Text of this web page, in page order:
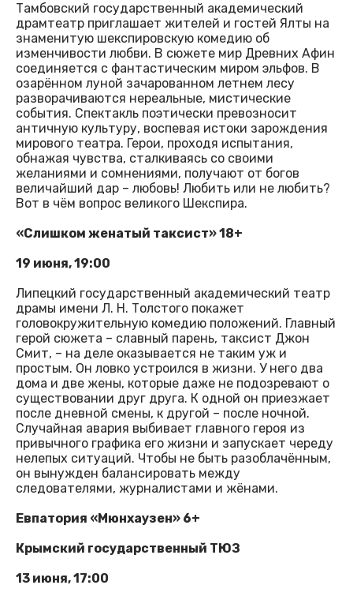
Тамбовский государственный академический
драмтеатр приглашает жителей и гостей Ялты на
знаменитую шекспировскую комедию об
изменчивости любви. В сюжете мир Древних Афин
соединяется с фантастическим миром эльфов. В
озарённом луной зачарованном летнем лесу
разворачиваются нереальные, мистические
события. Спектакль поэтически превозносит
античную культуру, воспевая истоки зарождения
мирового театра. Герои, проходя испытания,
обнажая чувства, сталкиваясь со своими
желаниями и сомнениями, получают от богов
величайший дар – любовь! Любить или не любить?
Вот в чём вопрос великого Шекспира.
«Слишком женатый таксист» 18+
19 июня, 19:00
Липецкий государственный академический театр
драмы имени Л. Н. Толстого покажет
головокружительную комедию положений. Главный
герой сюжета – славный парень, таксист Джон
Смит, – на деле оказывается не таким уж и
простым. Он ловко устроился в жизни. У него два
дома и две жены, которые даже не подозревают о
существовании друг друга. К одной он приезжает
после дневной смены, к другой – после ночной.
Случайная авария выбивает главного героя из
привычного графика его жизни и запускает череду
нелепых ситуаций. Чтобы не быть разоблачённым,
он вынужден балансировать между
следователями, журналистами и жёнами.
Евпатория «Мюнхаузен» 6+
Крымский государственный ТЮЗ
13 июня, 17:00